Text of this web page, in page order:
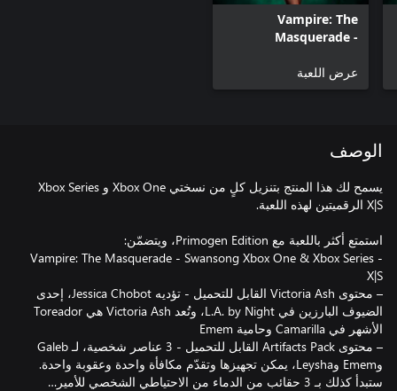
Vampire: The
Masquerade -
Series X|S
عرض اللعبة
الوصف
يسمح لك هذا المنتج بتنزيل كلٍ من نسختي Xbox One‎ و Xbox Series
- Vampire: The Masquerade - Swansong Xbox One & Xbox Series
– محتوى Victoria Ash القابل للتحميل - تؤديه Jessica Chobot، إحدى
الضيوف البارزين في L.A. by Night، وتُعد Victoria Ash هي Toreador
– محتوى Artifacts Pack القابل للتحميل - 3 عناصر شخصية، لـ Galeb
وEmem وLeysha، يمكن تجهيزها وتقدّم مكافأة واحدة وعقوبة واحدة.
ستبدأ كذلك بـ 3 حقائب من الدماء من الاحتياطي الشخصي للأمير…